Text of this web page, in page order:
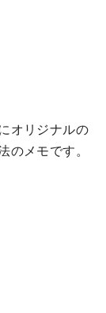
オリジナルの
メモです。